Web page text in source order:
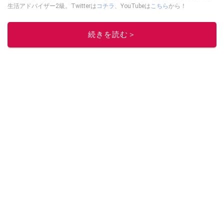
生活アドバイザー2級。Twitterは コチラ 、YouTubeはこちらから！
このイチオシストの他の記事を読む
続きを読む＞